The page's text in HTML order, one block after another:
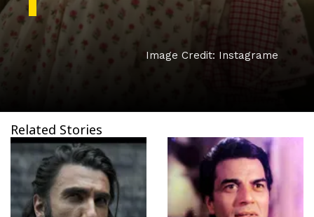
Image Credit: Instagrame
Related Stories